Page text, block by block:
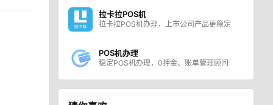
拉卡拉POS机
拉卡拉POS机办理，上市公司产品更稳定
POS机办理
稳定POS机办理，0押金、账单管理顾问